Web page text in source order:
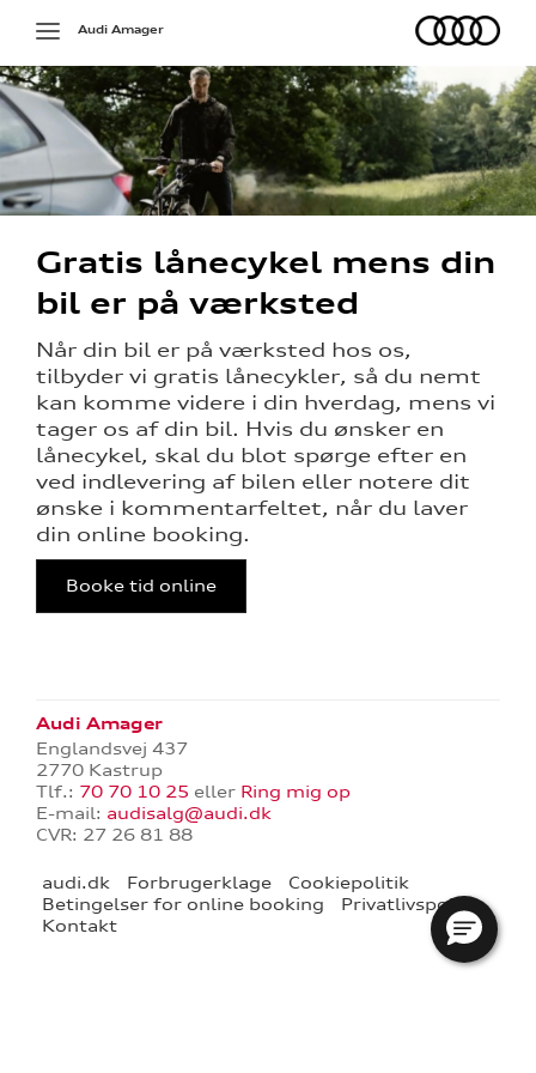
værkstedet
services
service
forrudeskift
Toggle
navigation
Audi
Audi Amager
Gratis lånecykel mens din
bil er på værksted
Når din bil er på værksted hos os,
tilbyder vi gratis lånecykler, så du nemt
kan komme videre i din hverdag, mens vi
tager os af din bil. Hvis du ønsker en
lånecykel, skal du blot spørge efter en
ved indlevering af bilen eller notere dit
ønske i kommentarfeltet, når du laver
din online booking.
Booke tid online
Audi Amager
Englandsvej 437
2770 Kastrup
Tlf.: 70 70 10 25 eller Ring mig op
E-mail: audisalg@audi.dk
CVR: 27 26 81 88
audi.dk Forbrugerklage
Cookiepolitik
Betingelser for online booking
Privatlivspolitik
Kontakt